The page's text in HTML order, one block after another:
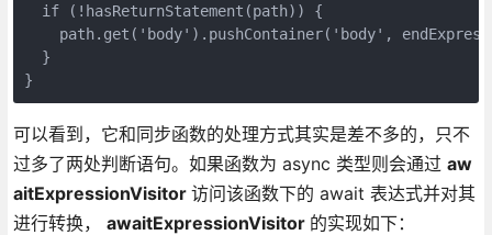
  if (!hasReturnStatement(path)) {
path.get('body').pushContainer('body',
  }
}
可以看到，它和同步函数的处理方式其实是差不多的，只不
过多了两处判断语句。如果函数为 async 类型则会通过 aw
aitExpressionVisitor 访问该函数下的 await 表达式并对其
进行转换， awaitExpressionVisitor 的实现如下：